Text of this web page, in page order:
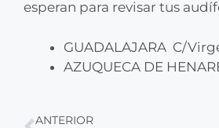
esperan para revisar tus
GUADALAJARA C/
AZUQUECA DE
ANTERIOR